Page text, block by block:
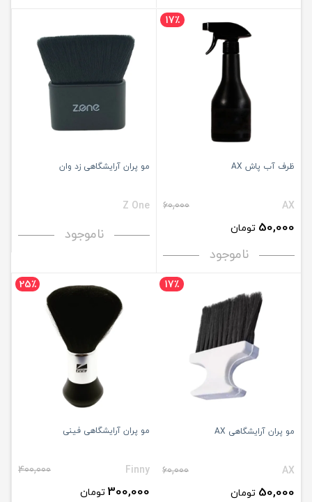
17٪
ظرف آب پاش AX
AX
60,000
50,000 تومان
ناموجود
مو پران آرایشگاهی زد وان
Z One
ناموجود
17٪
مو پران آرایشگاهی AX
AX
60,000
50,000 تومان
25٪
مو پران آرایشگاهی فینی
Finny
400,000
300,000 تومان